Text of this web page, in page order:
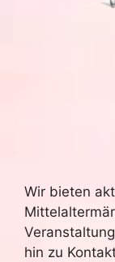
Wir bieten
hin zu